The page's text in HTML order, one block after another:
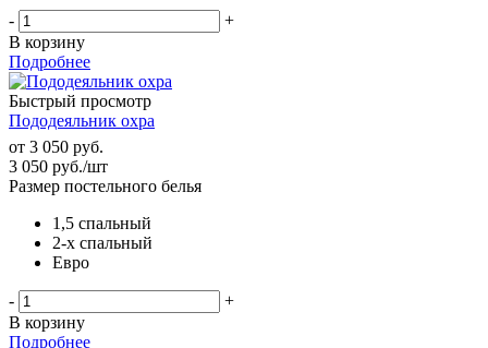
-
+
В корзину
Подробнее
Быстрый просмотр
Пододеяльник охра
от 3 050 руб.
3 050 руб./шт
Размер постельного белья
1,5 спальный
2-х спальный
Евро
-
+
В корзину
Подробнее